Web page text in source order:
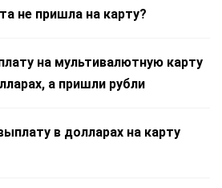
не пришла на карту?
на мультивалютную карту
а пришли рубли
в долларах на карту